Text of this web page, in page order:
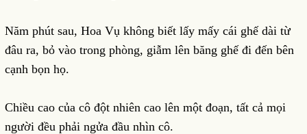
Năm phút sau, Hoa Vụ không biết lấy mấy cái ghế dài từ
đâu ra, bỏ vào trong phòng, giẫm lên băng ghế đi đến bên
cạnh bọn họ.
Chiều cao của cô đột nhiên cao lên một đoạn, tất cả mọi
người đều phải ngửa đầu nhìn cô.